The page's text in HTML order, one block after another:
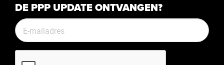
DE PPP UPDATE ONTVANGEN?